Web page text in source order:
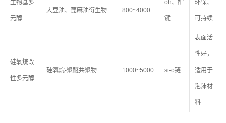
生物基多
元醇
大豆油、蓖麻油衍生物 800~4000
oh、酯
键
环保、
可持续
硅氧烷改
性多元醇
硅氧烷-聚醚共聚物 1000~5000 si-o链
表面活
性好，
适用于
泡沫材
料